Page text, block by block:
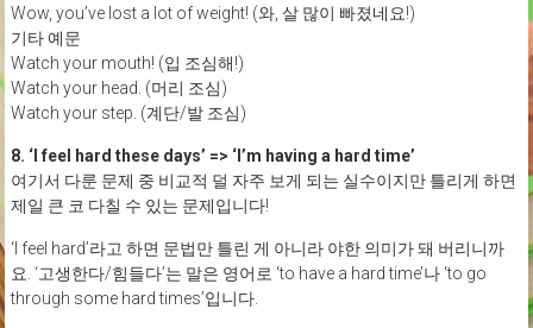
Wow, you’ve lost a lot of weight! (와, 살 많이 빠졌네요!)
기타 예문
Watch your mouth! (입 조심해!)
Watch your head. (머리 조심)
Watch your step. (계단/발 조심)
8. ‘I feel hard these days’ => ‘I’m having a hard time’
여기서 다룬 문제 중 비교적 덜 자주 보게 되는 실수이지만 틀리게 하면
제일 큰 코 다칠 수 있는 문제입니다!
‘I feel hard’라고 하면 문법만 틀린 게 아니라 야한 의미가 돼 버리니까
요. ‘고생한다/힘들다’는 말은 영어로 ‘to have a hard time’나 ‘to go
through some hard times’입니다.